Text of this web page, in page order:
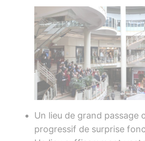
Un lieu de grand passage
progressif de surprise